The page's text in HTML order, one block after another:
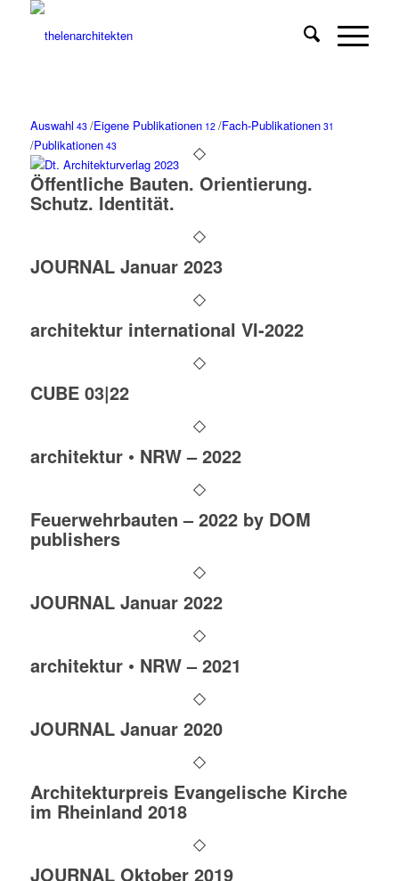
Auswahl 43 /Eigene Publikationen12 /Fach-Publikationen31
/Publikationen43
Öffentliche Bauten. Orientierung.
Schutz. Identität.
JOURNAL Januar 2023
architektur international VI-2022
CUBE 03|22
architektur • NRW – 2022
Feuerwehrbauten – 2022 by DOM
publishers
JOURNAL Januar 2022
architektur • NRW – 2021
JOURNAL Januar 2020
Architekturpreis Evangelische Kirche
im Rheinland 2018
JOURNAL Oktober 2019